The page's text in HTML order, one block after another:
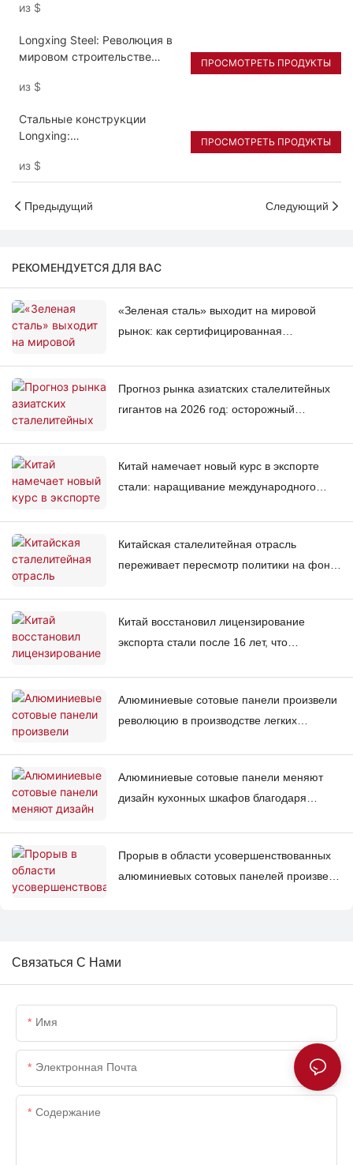
из $
Longxing Steel: Революция в
мировом строительстве
и экологичным стальным
из $
ПРОСМОТРЕТЬ ПРОДУКТЫ
Стальные конструкции
Longxing:
сборные решения для
обеспечения мирового
уровня строительного
из $
ПРОСМОТРЕТЬ ПРОДУКТЫ
Предыдущий Следующий
РЕКОМЕНДУЕТСЯ ДЛЯ ВАС
«Зеленая сталь» выходит на мировой
рынок: как сертифицированная
Прогноз рынка азиатских сталелитейных
гигантов на 2026 год: осторожный
региональных тенденций.
Китай намечает новый курс в экспорте
стали: наращивание международного
Китайская сталелитейная отрасль
переживает пересмотр политики на фоне
трансформации.
Китай восстановил лицензирование
экспорта стали после 16 лет, что
продукции, ориентированной на
добавленную стоимость.
Алюминиевые сотовые панели произвели
революцию в производстве легких
Алюминиевые сотовые панели меняют
дизайн кухонных шкафов благодаря
Прорыв в области усовершенствованных
алюминиевых сотовых панелей произвел
Связаться С Нами
Имя
Электронная Почта
Содержание